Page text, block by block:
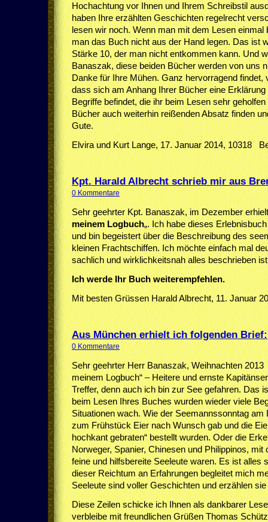
Hochachtung vor Ihnen und Ihrem Schreibstil
haben Ihre erzählten Geschichten regelrecht
lesen wir noch. Wenn man mit dem Lesen einmal
man das Buch nicht aus der Hand legen. Das ist
Stärke 10, der man nicht entkommen kann. Und
Banaszak, diese beiden Bücher werden von uns
Danke für Ihre Mühen. Ganz hervorragend findet,
dass sich am Anhang Ihrer Bücher eine
Begriffe befindet, die ihr beim Lesen sehr
Bücher auch weiterhin reißenden Absatz finden
Gute.
Elvira und Kurt Lange, 17. Januar 2014, 10318
Kpt. Harald Albrecht schrieb mir aus
0 Kommentare
Sehr geehrter Kpt. Banaszak, im Dezember
meinem Logbuch„. Ich habe dieses
und bin begeistert über die Beschreibung des
kleinen Frachtschiffen. Ich möchte einfach mal
sachlich und wirklichkeitsnah alles beschrieben
Ich werde Ihr Buch weiterempfehlen.
Mit besten Grüssen Harald Albrecht, 11. Januar
Aus München erhielt ich folgenden Brief:
0 Kommentare
Sehr geehrter Herr Banaszak, Weihnachten
meinem Logbuch“ – Heitere und ernste
Treffer, denn auch ich bin zur See gefahren. Das
beim Lesen Ihres Buches wurden wieder viele
Situationen wach. Wie der Seemannssonntag
zum Frühstück Eier nach Wunsch gab und die
hochkant gebraten“ bestellt wurden. Oder die
Norweger, Spanier, Chinesen und Philippinos,
feine und hilfsbereite Seeleute waren. Es ist alles
dieser Reichtum an Erfahrungen begleitet mich
Seeleute sind voller Geschichten und
Diese Zeilen schicke ich Ihnen als dankbarer
verbleibe mit freundlichen Grüßen Thomas